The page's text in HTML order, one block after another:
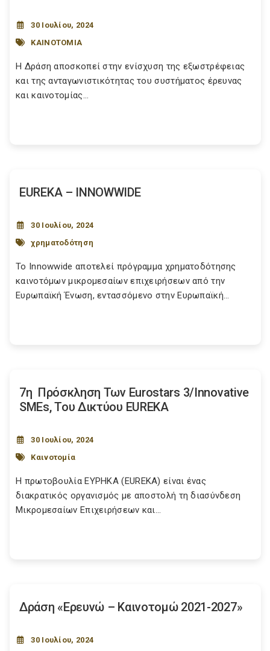
30 Ιουλίου, 2024
ΚΑΙΝΟΤΟΜΙΑ
Η Δράση αποσκοπεί στην ενίσχυση της εξωστρέφειας
και της ανταγωνιστικότητας του συστήματος έρευνας
και καινοτομίας...
EUREKA – INNOWWIDE
30 Ιουλίου, 2024
χρηματοδότηση
Το Innowwide αποτελεί πρόγραμμα χρηματοδότησης
καινοτόμων μικρομεσαίων επιχειρήσεων από την
Ευρωπαϊκή Ένωση, εντασσόμενο στην Ευρωπαϊκή...
7η Πρόσκληση Των Eurostars 3/Innovative
SMEs, Του Δικτύου EUREKA
30 Ιουλίου, 2024
Καινοτομία
Η πρωτοβουλία ΕΥΡΗΚΑ (EUREKA) είναι ένας
διακρατικός οργανισμός με αποστολή τη διασύνδεση
Μικρομεσαίων Επιχειρήσεων και...
Δράση «Ερευνώ – Καινοτομώ 2021-2027»
30 Ιουλίου, 2024